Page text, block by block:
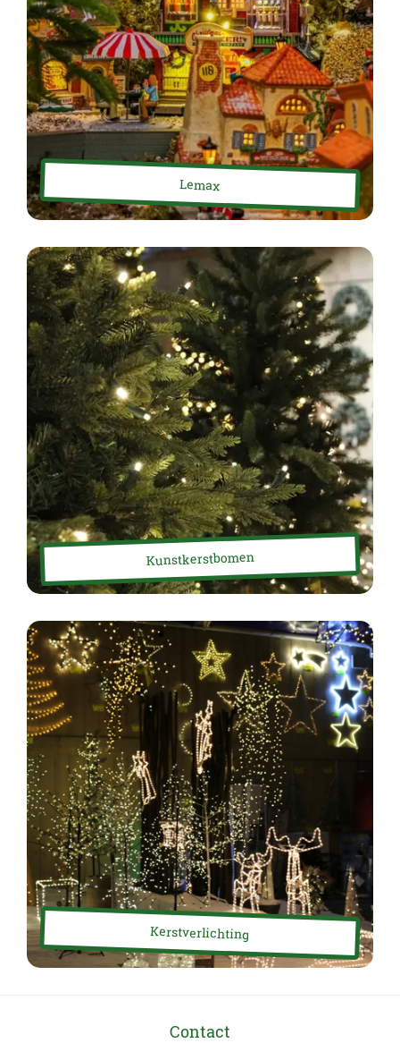
Lemax
Kunstkerstbomen
Kerstverlichting
Contact